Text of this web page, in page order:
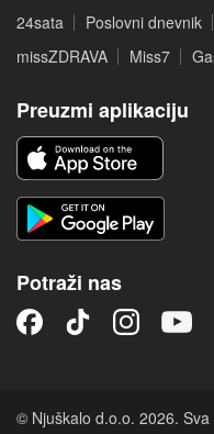
24sata Poslovni dnevnik
missZDRAVA
Miss7
Preuzmi aplikaciju
Potraži nas
© Njuškalo d.o.o. 2026.